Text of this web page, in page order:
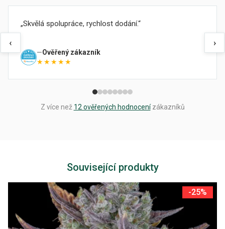
‹
Skvělá spolupráce, rychlost dodání.
Ověřený zákazník
★★★★★
›
Z více než 12 ověřených hodnocenízákazníků
Související produkty
-25%